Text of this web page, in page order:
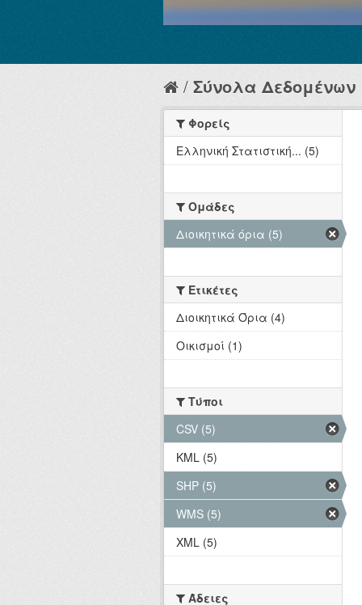
Σύνολα Δεδομένων
Φορείς
Ελληνική Στατιστική... (5)
Ομάδες
Διοικητικά όρια (5)
Ετικέτες
Διοικητικά Όρια (4)
Οικισμοί (1)
Τύποι
CSV (5)
KML (5)
SHP (5)
WMS (5)
XML (5)
Άδειες